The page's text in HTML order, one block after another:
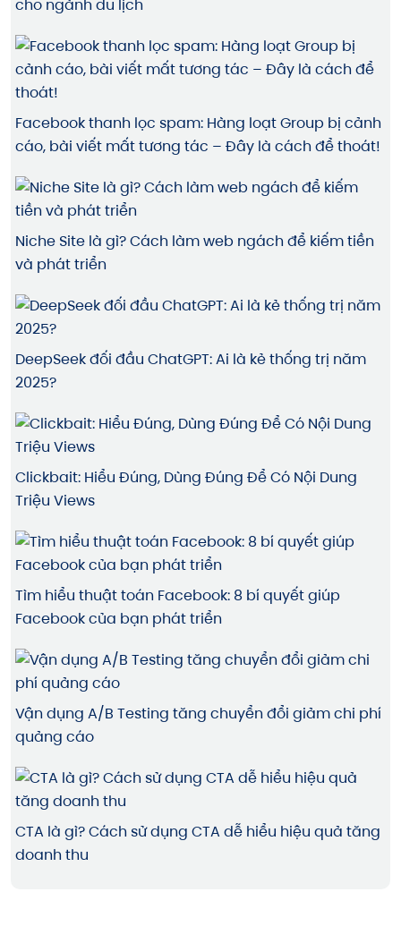
cho ngành du lịch
Facebook thanh lọc spam: Hàng loạt Group bị cảnh
cáo, bài viết mất tương tác – Đây là cách để thoát!
Niche Site là gì? Cách làm web ngách để kiếm tiền
và phát triển
DeepSeek đối đầu ChatGPT: Ai là kẻ thống trị năm
2025?
Clickbait: Hiểu Đúng, Dùng Đúng Để Có Nội Dung
Triệu Views
Tìm hiểu thuật toán Facebook: 8 bí quyết giúp
Facebook của bạn phát triển
Vận dụng A/B Testing tăng chuyển đổi giảm chi phí
quảng cáo
CTA là gì? Cách sử dụng CTA dễ hiểu hiệu quả tăng
doanh thu